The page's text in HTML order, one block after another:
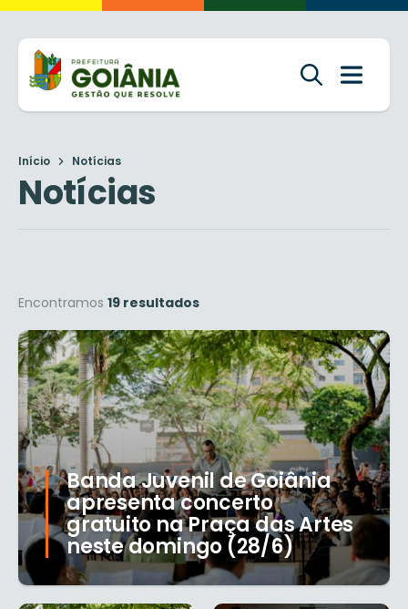
Início Notícias
Notícias
Encontramos 19 resultados
Banda Juvenil de Goiânia
apresenta concerto
gratuito na Praça das Artes
neste domingo (28/6)